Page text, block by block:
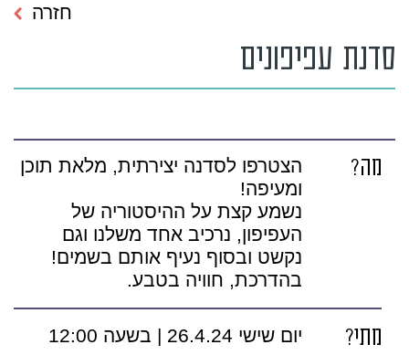
סדנת עפיפונים
חזרה
מה?
הצטרפו לסדנה יצירתית, מלאת תוכן
ומעיפה!
נשמע קצת על ההיסטוריה של
העפיפון, נרכיב אחד משלנו וגם
נקשט ובסוף נעיף אותם בשמים!
בהדרכת, חוויה בטבע.
מתי? יום שישי 26.4.24 | בשעה 12:00